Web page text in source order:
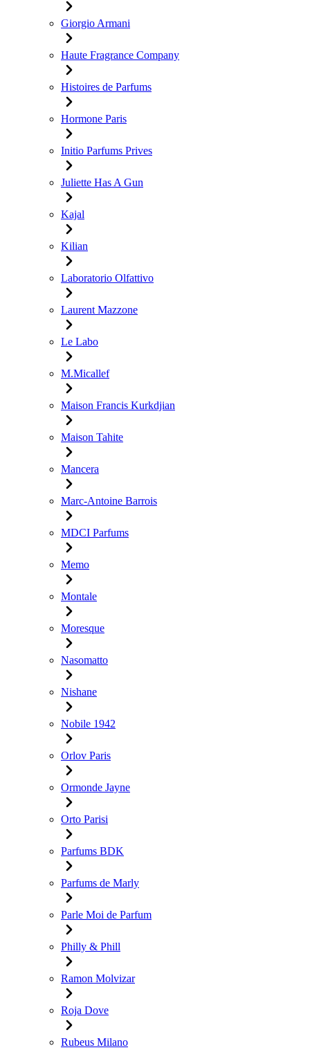
Giorgio Armani
Haute Fragrance Company
Histoires de Parfums
Hormone Paris
Initio Parfums Prives
Juliette Has A Gun
Kajal
Kilian
Laboratorio Olfattivo
Laurent Mazzone
Le Labo
M.Micallef
Maison Francis Kurkdjian
Maison Tahite
Mancera
Marc-Antoine Barrois
MDCI Parfums
Memo
Montale
Moresque
Nasomatto
Nishane
Nobile 1942
Orlov Paris
Ormonde Jayne
Orto Parisi
Parfums BDK
Parfums de Marly
Parle Moi de Parfum
Philly & Phill
Ramon Molvizar
Roja Dove
Rubeus Milano